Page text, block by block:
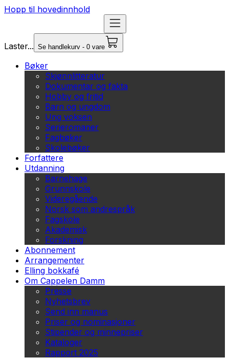
Hopp til hovedinnhold
Laster... Se handlekurv - 0 vare
Bøker
Skjønnlitteratur
Dokumentar og fakta
Hobby og fritid
Barn og ungdom
Ung voksen
Serieromaner
Fagbøker
Skolebøker
Forfattere
Utdanning
Barnehage
Grunnskole
Videregående
Norsk som andrespråk
Fagskole
Akademisk
Forskning
Abonnement
Arrangementer
Elling bokkafé
Om Cappelen Damm
Presse
Nyhetsbrev
Send inn manus
Priser og nominasjoner
Stipender og minnepriser
Kataloger
Rapport 2025